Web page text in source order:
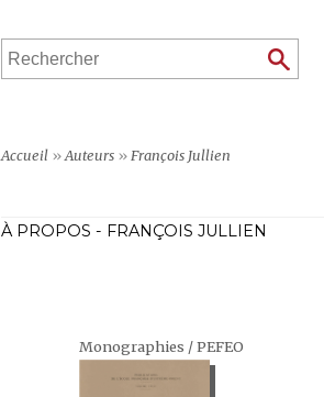
Accueil »Auteurs » François Jullien
À PROPOS - FRANÇOIS JULLIEN
Monographies / PEFEO